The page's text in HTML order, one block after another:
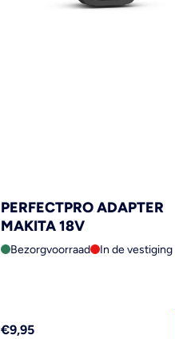
PERFECTPRO ADAPTER
MAKITA 18V
Bezorgvoorraad In de vestiging
Reguliere
€9,95